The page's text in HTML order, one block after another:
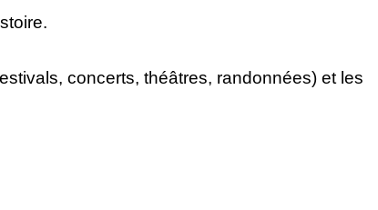
concerts, théâtres, randonnées) et les